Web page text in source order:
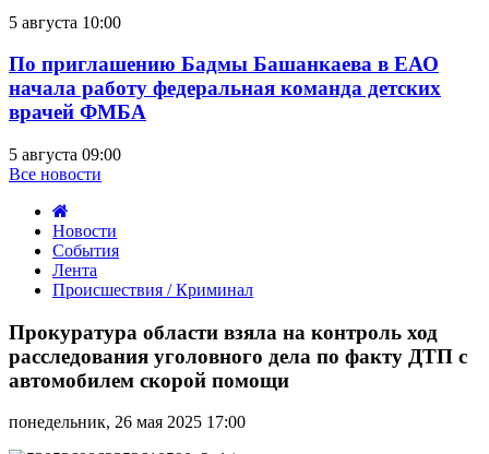
5 августа 10:00
По приглашению Бадмы Башанкаева в ЕАО
начала работу федеральная команда детских
врачей ФМБА
5 августа 09:00
Все новости
Новости
События
Лента
Происшествия / Криминал
области
взяла
на
контроль
расследования
Прокуратура области взяла на контроль ход
расследования уголовного дела по факту ДТП с
автомобилем скорой помощи
понедельник, 26 мая 2025 17:00